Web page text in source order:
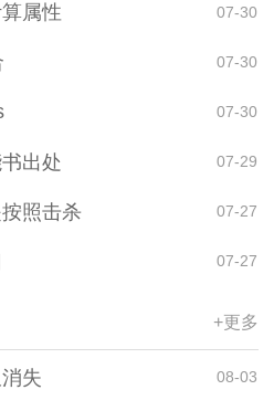
属性 07-30
07-30
07-30
出处 07-29
照击杀 07-27
07-27
+更多
失 08-03